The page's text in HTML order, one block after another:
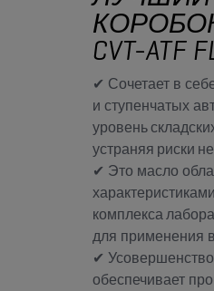
КОРОБОК
CVT-ATF
✔ Сочетает в
и ступенчатых
уровень
устраняя риски
✔ Это масло
комплекса
для применения
✔
обеспечивает